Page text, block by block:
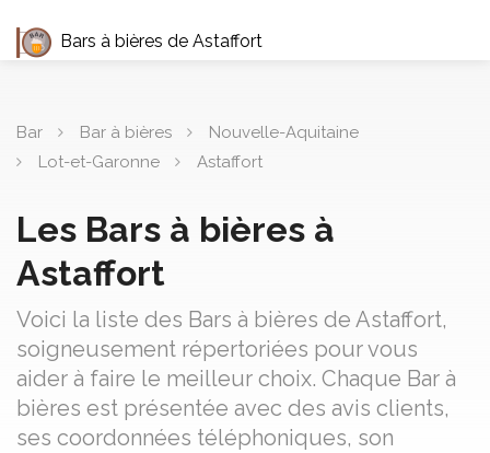
Bars à bières de Astaffort
Bar Bar à bières
Nouvelle-Aquitaine
Lot-et-Garonne
Astaffort
Les Bars à bières à
Astaffort
Voici la liste des Bars à bières de Astaffort,
soigneusement répertoriées pour vous
aider à faire le meilleur choix. Chaque Bar à
bières est présentée avec des avis clients,
ses coordonnées téléphoniques, son